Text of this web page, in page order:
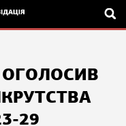
29